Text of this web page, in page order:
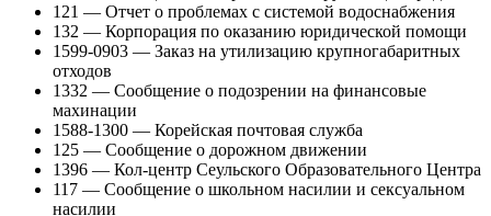
121 — Отчет о проблемах с системой водоснабжения
132 — Корпорация по оказанию юридической помощи
1599-0903 — Заказ на утилизацию крупногабаритных
отходов
1332 — Сообщение о подозрении на финансовые
махинации
1588-1300 — Корейская почтовая служба
125 — Сообщение о дорожном движении
1396 — Кол-центр Сеульского Образовательного Центра
117 — Сообщение о школьном насилии и сексуальном
насилии